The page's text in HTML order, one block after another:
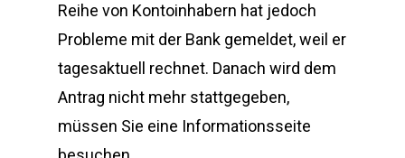
Reihe von Kontoinhabern hat jedoch
Probleme mit der Bank gemeldet, weil er
tagesaktuell rechnet. Danach wird dem
Antrag nicht mehr stattgegeben,
müssen Sie eine Informationsseite